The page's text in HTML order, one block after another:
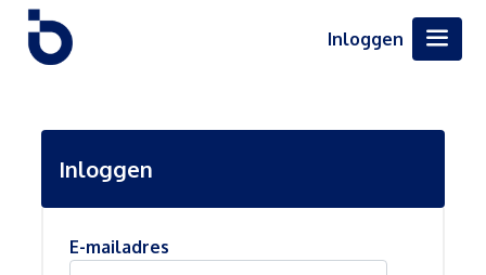
Inloggen
Inloggen
E-mailadres